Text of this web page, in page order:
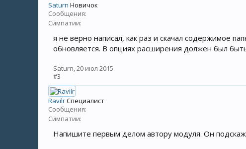
Saturn Новичок
Сообщения:
Симпатии:
я не верно написал, как раз и скачал содержимое
обновляется. В опциях расширения должен был
Saturn,20 июл 2015
#3
RavilrСпециалист
Сообщения:
Симпатии:
Напишите первым делом автору модуля. Он